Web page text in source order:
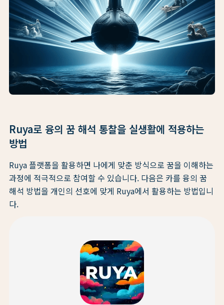
Ruya로 융의 꿈 해석 통찰을 실생활에 적용하는
방법
Ruya 플랫폼을 활용하면 나에게 맞춘 방식으로 꿈을 이해하는
과정에 적극적으로 참여할 수 있습니다. 다음은 카를 융의 꿈
해석 방법을 개인의 선호에 맞게 Ruya에서 활용하는 방법입니
다.